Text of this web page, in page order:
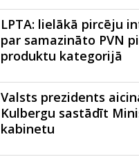
LPTA: lielākā pircēju
par samazināto PVN
produktu kategorijā
Valsts prezidents
Kulbergu sastādīt
kabinetu